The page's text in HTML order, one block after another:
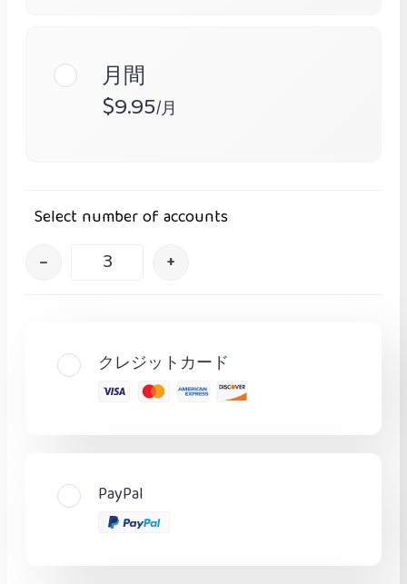
月間
$9.95/月
Select number of accounts
– +
クレジットカード
PayPal